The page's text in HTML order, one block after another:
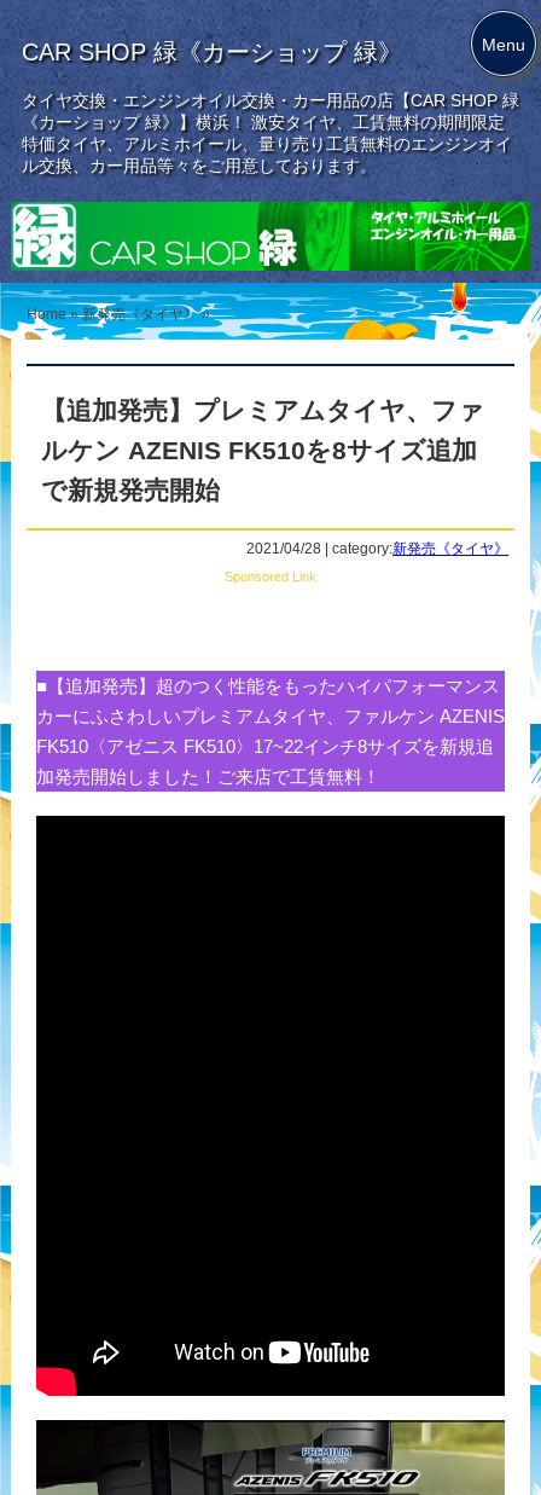
CAR SHOP 緑《カーショップ 緑》
タイヤ交換・エンジンオイル交換・カー用品の店【CAR SHOP 緑
《カーショップ 緑》】横浜！ 激安タイヤ、工賃無料の期間限定
特価タイヤ、アルミホイール、量り売り工賃無料のエンジンオイ
ル交換、カー用品等々をご用意しております。
Home »新発売《タイヤ》 »
【追加発売】プレミアムタイヤ、ファ
ルケン AZENIS FK510を8サイズ追加
で新規発売開始
2021/04/28 | category:新発売《タイヤ》
Sponsored Link
■【追加発売】超のつく性能をもったハイパフォーマンス
カーにふさわしいプレミアムタイヤ、ファルケン AZENIS
FK510〈アゼニス FK510〉17~22インチ8サイズを新規追
加発売開始しました！ご来店で工賃無料！
Menu